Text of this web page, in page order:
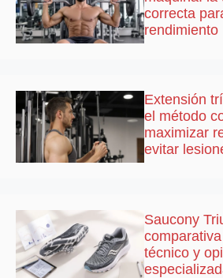
correcta
rendimiento
Extensión
el método
maximizar
evitar
Saucony
técnico y